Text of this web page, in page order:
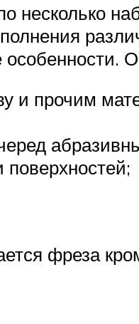
несколько
и прочим
поверхностей;
фреза